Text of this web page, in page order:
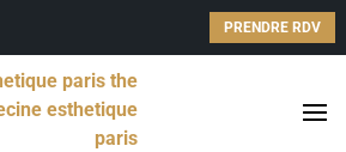
PRENDRE RDV